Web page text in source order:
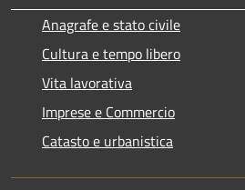
Anagrafe e stato civile
Cultura e tempo libero
Vita lavorativa
Imprese e Commercio
Catasto e urbanistica